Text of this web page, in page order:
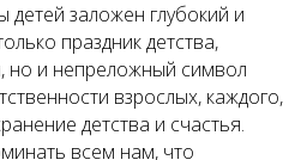
детей заложен глубокий и
праздник детства,
но и непреложный символ
взрослых, каждого,
детства и счастья.
всем нам, что